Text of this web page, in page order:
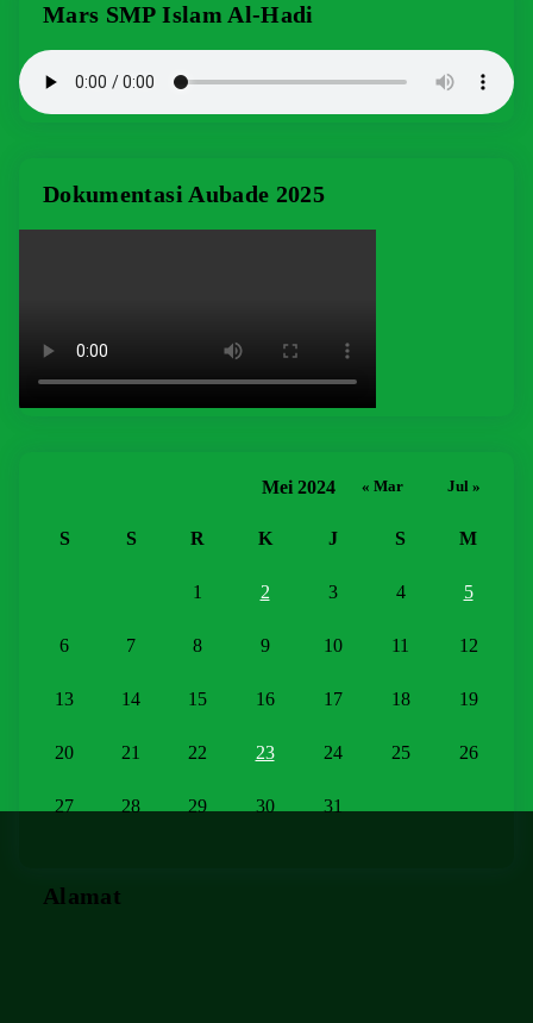
Mars SMP Islam Al-Hadi
Dokumentasi Aubade 2025
Mei 2024
S S R K J S M
1 2 3 4 5
6 7 8 9 10 11 12
13 14 15 16 17 18 19
20 21 22 23 24 25 26
27 28 29 30 31
« Mar Jul »
Alamat